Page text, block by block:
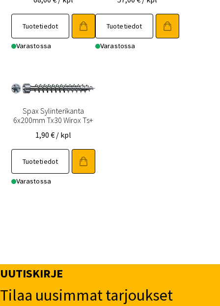
Tuotetiedot
Varastossa
Tuotetiedot
Varastossa
Spax Sylinterikanta
6x200mm Tx30 Wirox Ts+
1,90 € / kpl
Tuotetiedot
Varastossa
UUTISKIRJE
Tilaa uusimmat tarjoukset